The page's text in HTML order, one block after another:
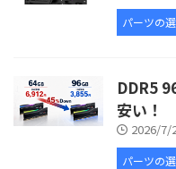
パーツの
DDR5
安い！
2026/7/
パーツの